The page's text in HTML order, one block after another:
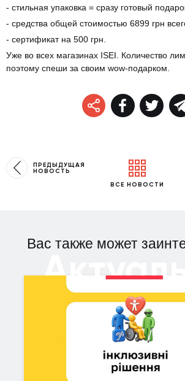
- стильная упаковка = сразу готовый
- средства общей стоимостью 6899 грн
- сертификат на 500 грн.
Уже во всех магазинах ISEI. Количество
поэтому спеши за своим wow-подарком.
ПРЕДЫДУЩАЯ
НОВОСТЬ
ВСЕ НОВОСТИ
Вас также может